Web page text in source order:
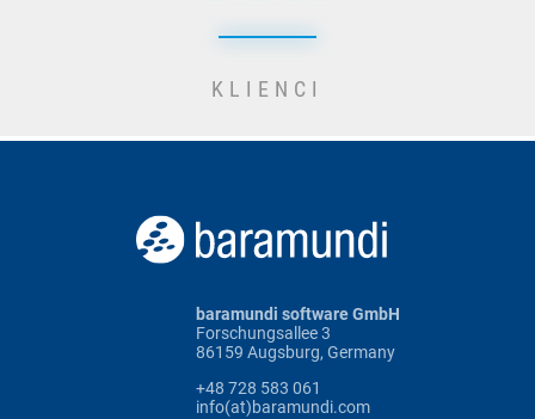
KLIENCI
baramundi software GmbH
Forschungsallee 3
86159 Augsburg, Germany
+48 728 583 061
info(at)baramundi.com